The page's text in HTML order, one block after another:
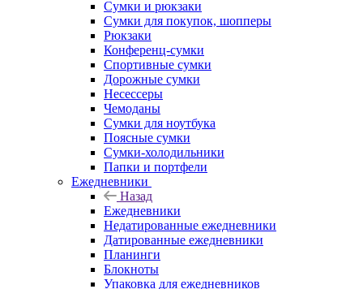
Сумки и рюкзаки
Сумки для покупок, шопперы
Рюкзаки
Конференц-сумки
Спортивные сумки
Дорожные сумки
Несессеры
Чемоданы
Сумки для ноутбука
Поясные сумки
Сумки-холодильники
Папки и портфели
Ежедневники
Назад
Ежедневники
Недатированные ежедневники
Датированные ежедневники
Планинги
Блокноты
Упаковка для ежедневников